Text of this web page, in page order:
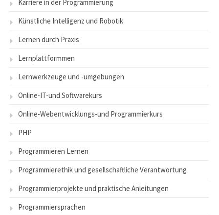
Karriere in der Programmierung
Künstliche Intelligenz und Robotik
Lernen durch Praxis
Lernplattformmen
Lernwerkzeuge und -umgebungen
Online-IT-und Softwarekurs
Online-Webentwicklungs-und Programmierkurs
PHP
Programmieren Lernen
Programmierethik und gesellschaftliche Verantwortung
Programmierprojekte und praktische Anleitungen
Programmiersprachen